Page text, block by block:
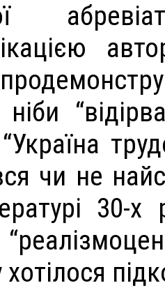
чи не
30-х
хотілося